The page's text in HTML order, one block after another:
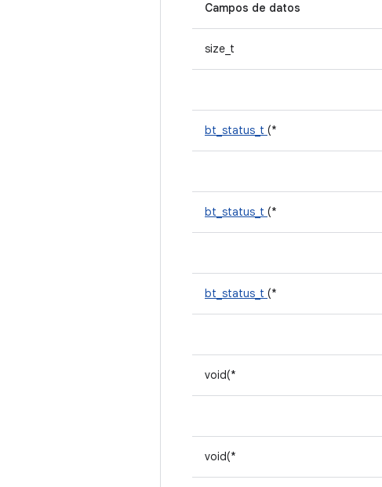
Campos de datos
size_t
bt_status_t (*
bt_status_t (*
bt_status_t (*
void(*
void(*